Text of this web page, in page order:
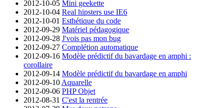
2012-10-05 Mini geekette
2012-10-04 Real hipsters use IE6
2012-10-01 Esthétique du code
2012-09-29 Matériel pédagogique
2012-09-28 J'vois pas mon bug
2012-09-27 Complétion automatique
2012-09-16 Modèle prédictif du bavardage en amphi :
corollaire
2012-09-14 Modèle prédictif du bavardage en amphi
2012-09-10 Aquarelle
2012-09-06 PHP Objet
2012-08-31 C'est la rentrée